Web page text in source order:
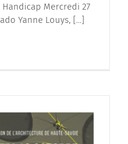
Mercredi 27
Yanne Louys, [...]